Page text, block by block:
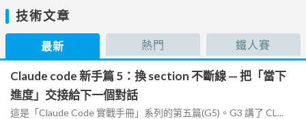
技術文章
最新 熱門 鐵人賽
Claude code 新手篇 5：換 section 不斷線 — 把「當下
進度」交接給下一個對話
這是「Claude Code 實戰手冊」系列的第五篇(G5)。G3 講了 CL...